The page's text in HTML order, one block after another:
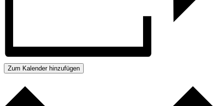
Zum Kalender hinzufügen